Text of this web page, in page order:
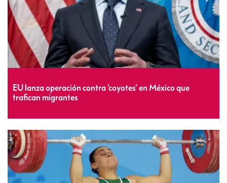
EU lanza operación contra ‘coyotes’ en México que
trafican migrantes